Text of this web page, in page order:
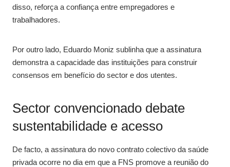
disso, reforça a confiança entre empregadores e
trabalhadores.
Por outro lado, Eduardo Moniz sublinha que a assinatura
demonstra a capacidade das instituições para construir
consensos em benefício do sector e dos utentes.
Sector convencionado debate
sustentabilidade e acesso
De facto, a assinatura do novo contrato colectivo da saúde
privada ocorre no dia em que a FNS promove a reunião do